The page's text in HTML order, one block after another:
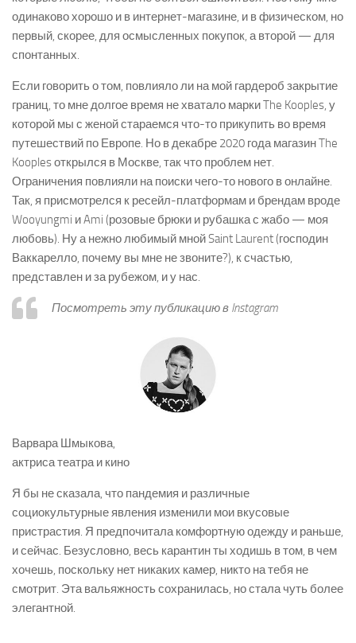
одинаково хорошо и в интернет-магазине, и в физическом, но
первый, скорее, для осмысленных покупок, а второй — для
спонтанных.
Если говорить о том, повлияло ли на мой гардероб закрытие
границ, то мне долгое время не хватало марки The Kooples, у
которой мы с женой стараемся что-то прикупить во время
путешествий по Европе. Но в декабре 2020 года магазин The
Kooples открылся в Москве, так что проблем нет.
Ограничения повлияли на поиски чего-то нового в онлайне.
Так, я присмотрелся к ресейл-платформам и брендам вроде
Wooyungmi и Ami (розовые брюки и рубашка с жабо — моя
любовь). Ну а нежно любимый мной Saint Laurent (господин
Ваккарелло, почему вы мне не звоните?), к счастью,
представлен и за рубежом, и у нас.
Посмотреть эту публикацию в Instagram
Варвара Шмыкова,
актриса театра и кино
Я бы не сказала, что пандемия и различные
социокультурные явления изменили мои вкусовые
пристрастия. Я предпочитала комфортную одежду и раньше,
и сейчас. Безусловно, весь карантин ты ходишь в том, в чем
хочешь, поскольку нет никаких камер, никто на тебя не
смотрит. Эта вальяжность сохранилась, но стала чуть более
элегантной.